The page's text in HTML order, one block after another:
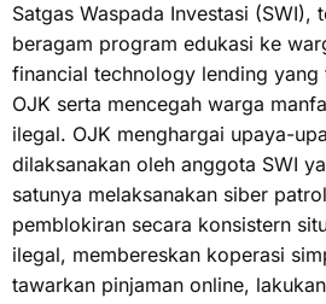
Satgas Waspada Investasi (SWI),
beragam program edukasi ke
financial technology lending
OJK serta mencegah warga
ilegal. OJK menghargai upaya-
dilaksanakan oleh anggota SWI
satunya melaksanakan siber
pemblokiran secara konsistern
ilegal, membereskan koperasi
tawarkan pinjaman online,